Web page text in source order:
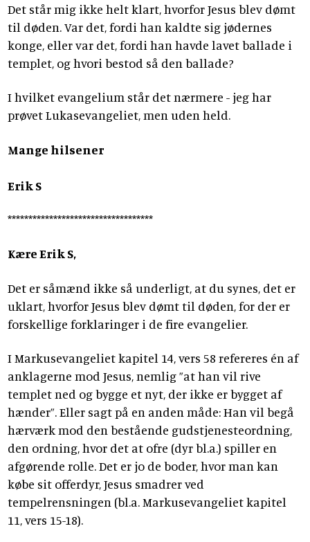
Det står mig ikke helt klart, hvorfor Jesus blev dømt
til døden. Var det, fordi han kaldte sig jødernes
konge, eller var det, fordi han havde lavet ballade i
templet, og hvori bestod så den ballade?
I hvilket evangelium står det nærmere - jeg har
prøvet Lukasevangeliet, men uden held.
Mange hilsener
Erik S
***********************************
Kære Erik S,
Det er såmænd ikke så underligt, at du synes, det er
uklart, hvorfor Jesus blev dømt til døden, for der er
forskellige forklaringer i de fire evangelier.
I Markusevangeliet kapitel 14, vers 58 refereres én af
anklagerne mod Jesus, nemlig ”at han vil rive
templet ned og bygge et nyt, der ikke er bygget af
hænder”. Eller sagt på en anden måde: Han vil begå
hærværk mod den bestående gudstjenesteordning,
den ordning, hvor det at ofre (dyr bl.a.) spiller en
afgørende rolle. Det er jo de boder, hvor man kan
købe sit offerdyr, Jesus smadrer ved
tempelrensningen (bl.a. Markusevangeliet kapitel
11, vers 15-18).